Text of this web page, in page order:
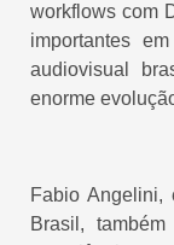
workflows com
importantes
audiovisual
enorme
Fabio Angelini,
Brasil,